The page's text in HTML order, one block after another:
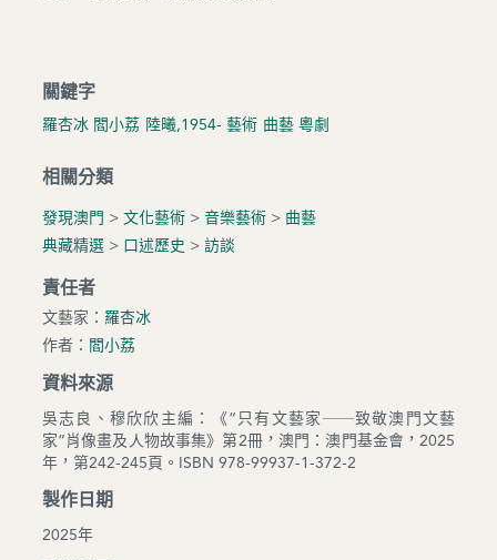
關鍵字
羅杏冰 閻小荔 陸曦,1954- 藝術 曲藝 粵劇
相關分類
發現澳門 > 文化藝術> 音樂藝術> 曲藝
典藏精選> 口述歷史 > 訪談
責任者
文藝家： 羅杏冰
作者： 閻小荔
資料來源
吳志良、穆欣欣主編：《“只有文藝家──致敬澳門文藝
家”肖像畫及人物故事集》第2冊，澳門：澳門基金會，2025
年，第242-245頁。ISBN 978-99937-1-372-2
製作日期
2025年